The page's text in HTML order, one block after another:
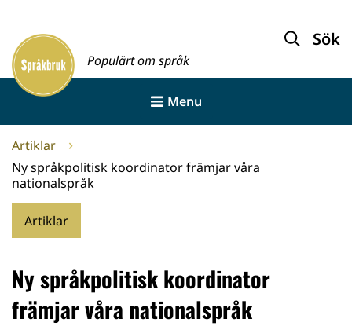
innehållet
Framsida
Populärt om språk
Sök
Menu
Artiklar
Ny språkpolitisk koordinator främjar våra
nationalspråk
Artiklar
Ny språkpolitisk koordinator
främjar våra nationalspråk